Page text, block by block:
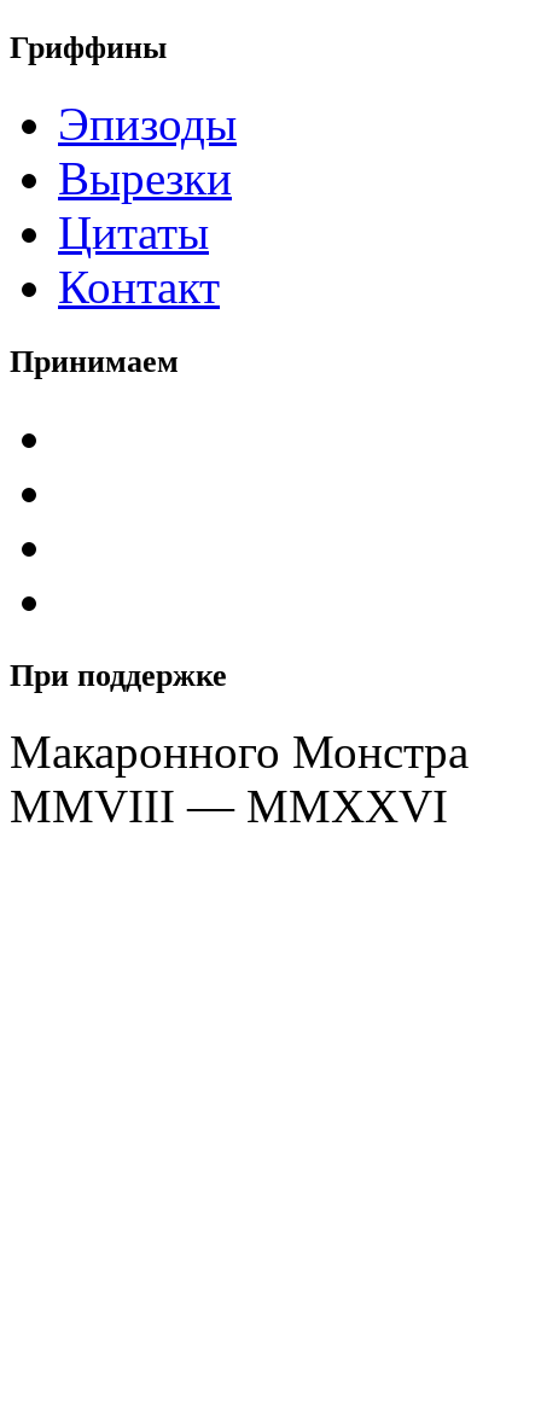
Гриффины
Эпизоды
Вырезки
Цитаты
Контакт
Принимаем
При поддержке
Макаронного Монстра
MMVIII — MMXXVI